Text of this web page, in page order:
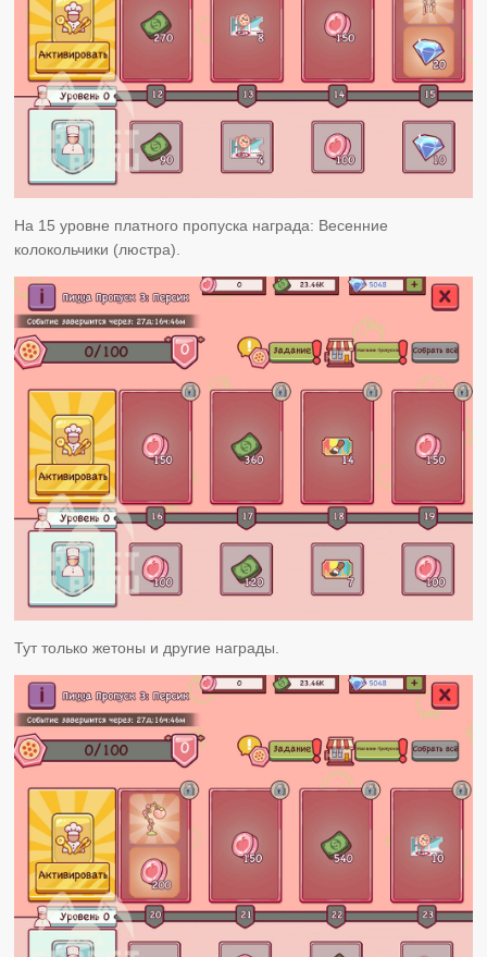
На 15 уровне платного пропуска награда: Весенние
колокольчики (люстра).
Тут только жетоны и другие награды.